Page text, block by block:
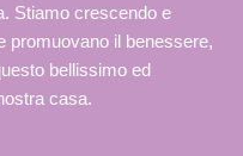
Stiamo crescendo e
promuovano il benessere,
bellissimo ed
casa.